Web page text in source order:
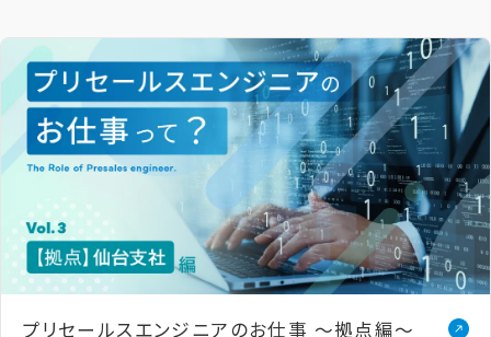
プリセールスエンジニアの​お仕事 ～拠点編～